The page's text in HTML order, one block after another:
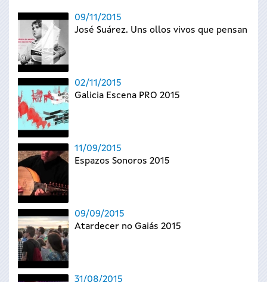
09/11/2015
José Suárez. Uns ollos vivos que pensan
02/11/2015
Galicia Escena PRO 2015
11/09/2015
Espazos Sonoros 2015
09/09/2015
Atardecer no Gaiás 2015
31/08/2015